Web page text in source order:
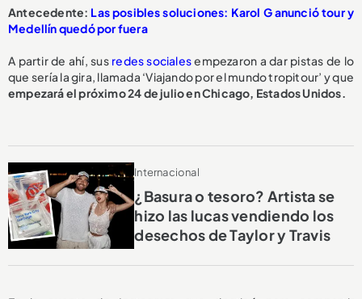
Antecedente: Las posibles soluciones: Karol G anunció tour y
Medellín quedó por fuera
A partir de ahí, sus redes socialesempezaron a dar pistas de lo
que sería la gira, llamada ‘Viajando por el mundo tropitour’ y que
empezará el próximo 24 de julio en Chicago, Estados Unidos.
Internacional
¿Basura o tesoro? Artista se
hizo las lucas vendiendo los
desechos de Taylor y Travis